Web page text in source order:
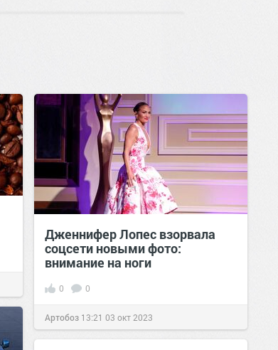
Дженнифер Лопес взорвала
соцсети новыми фото:
внимание на ноги
0 0
Артобоз 13:21 03 окт 2023